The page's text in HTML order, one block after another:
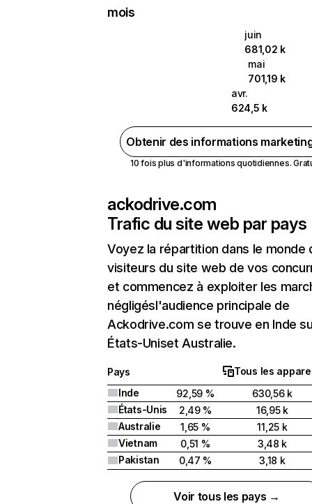
mois
juin
681,02 k
mai
701,19 k
avr.
624,5 k
Obtenir des informations
10 fois plus d'informations quotidiennes.
ackodrive.com
Trafic du site web par pays
Voyez la répartition dans le monde
visiteurs du site web de vos
et commencez à exploiter les
négligésl'audience principale de
Ackodrive.com se trouve en Inde
États-Uniset Australie.
Pays
Tous les
Inde
92,59 %
630,56 k
États-Unis
2,49 %
16,95 k
Australie
1,65 %
11,25 k
Vietnam
0,51 %
3,48 k
Pakistan
0,47 % 3,18 k
Voir tous les pays →